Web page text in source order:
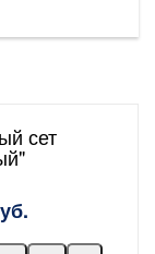
сет